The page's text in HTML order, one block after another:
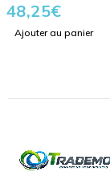
48,25€
Ajouter au panier